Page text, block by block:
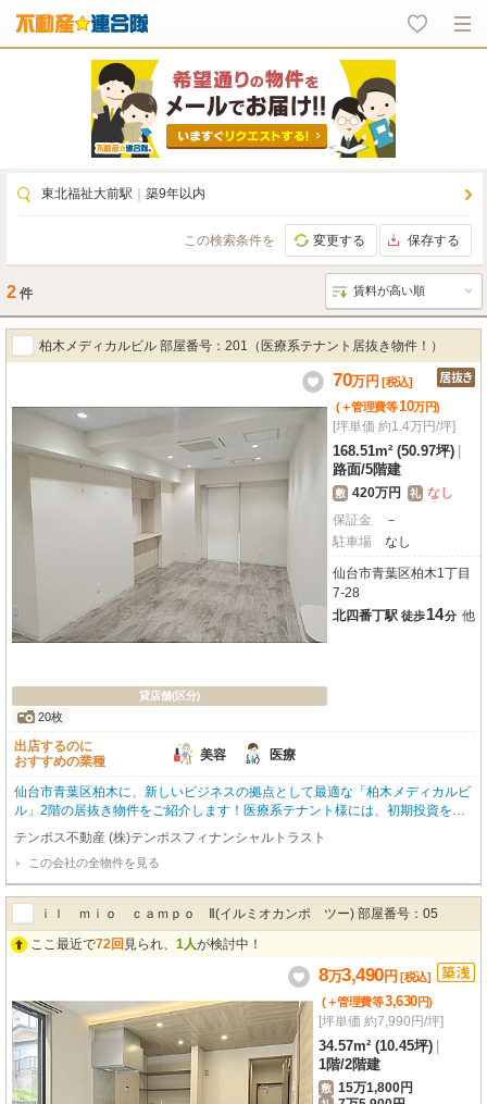
東北福祉大前駅 築9年以内
この検索条件を 変更する 保存する
2 件
柏木メディカルビル 部屋番号：201（医療系テナント居抜き物件！）
貸店舗(区分)
20枚
70万円 [税込]
(＋管理費等10万円)
[坪単価 約1.4万円/坪]
168.51m² (50.97坪)
路面/5階建
敷 420万円 礼 なし
保証金
－
駐車場
なし
仙台市青葉区柏木1丁目
7-28
北四番丁駅 徒歩14分 他
出店するのに
おすすめの業種
美容 医療
仙台市青葉区柏木に、新しいビジネスの拠点として最適な「柏木メディカルビ
ル」2階の居抜き物件をご紹介します！医療系テナント様には、初期投資を抑
えてスムーズな開業が叶う、大変魅力的な一室です。広々とした168.51㎡の空
間は、1フロア1テナントの角部屋で、プライバシーを確保しながらゆったりと
ご利用いただけます。エアコンやエレベーターなど、充実の設備も嬉しいポイ
ント。路面店で商店街に面し、幹線道路沿いという抜群の立地は、集客力にも
期待が持てます。近隣には複数の病院やコンビニ、スーパー、保育園などがあ
り、地域の方々にとって利便性の高い場所です。仙台市営地下鉄南北線「北四
番丁駅」まで徒歩14分。美容・健康・介護、医療の分野で新たな一歩を踏み出
テンポス不動産 (株)テンポスフィナンシャルトラスト
この会社の全物件を見る
ｉｌ ｍｉｏ ｃａｍｐｏ Ⅱ(イルミオカンポ ツー) 部屋番号：05
ここ最近で72回 見られ、 1人が検討中！
8万3,490円 [税込]
(＋管理費等3,630円)
[坪単価 約7,990円/坪]
34.57m² (10.45坪)
1階/2階建
敷 15万1,800円